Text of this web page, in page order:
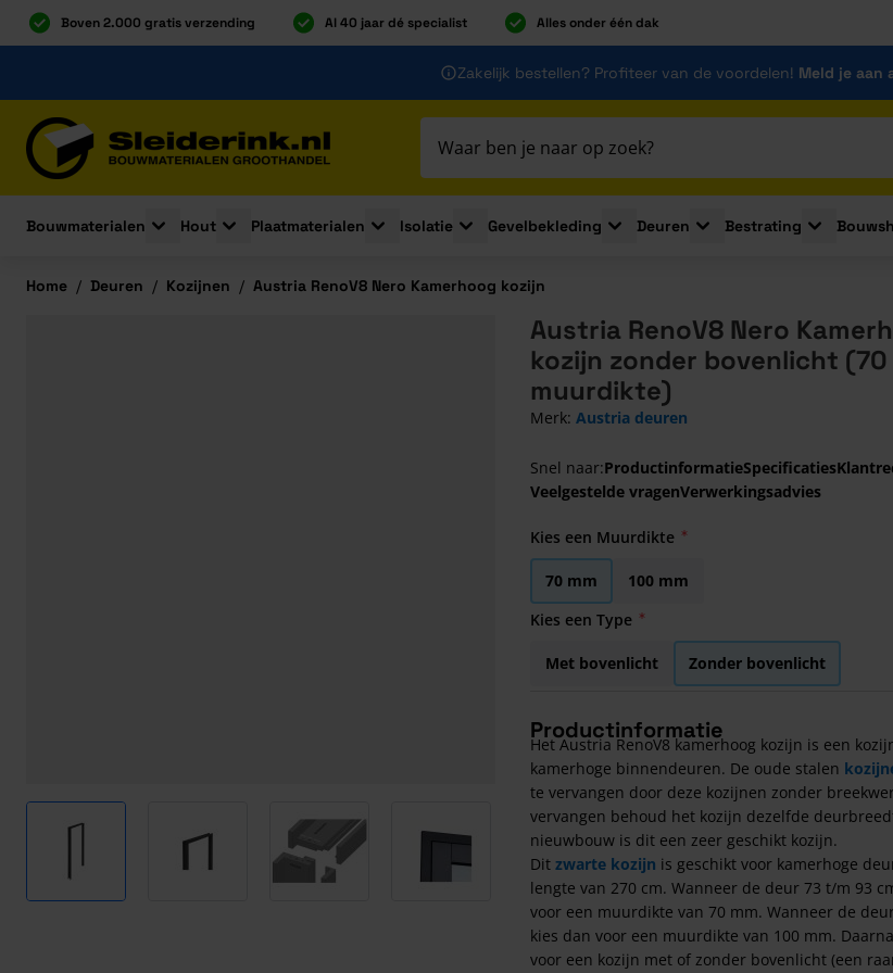
Boven 2.000 gratis verzending Al 40 jaar dé specialist Alles onder één dak
Zakelijk bestellen? Profiteer van de voordelen! Meld je aan
Bouwmaterialen
Toggle submenu for Bouwmaterialen
Hout
Toggle submenu for Hout
Plaatmaterialen
Toggle submenu for Plaatmaterialen
Isolatie
Toggle submenu for Isolatie
Gevelbekleding
Toggle submenu for Gevelbekleding
Deuren
Toggle submenu for Deuren
Bestrating
Toggle
Home / Deuren / Kozijnen / Austria RenoV8 Nero Kamerhoog kozijn
View larger image
Austria RenoV8 Nero
kozijn zonder bovenlicht (70
muurdikte)
Merk: Austria deuren
Snel naar:ProductinformatieSpecificaties
Veelgestelde vragenVerwerkingsadvies
Kies een Muurdikte
70 mm
100 mm
Kies een Type
Met bovenlicht Zonder bovenlicht
Productinformatie
Het Austria RenoV8 kamerhoog kozijn is een
kamerhoge binnendeuren. De oude stalen
te vervangen door deze kozijnen zonder
vervangen behoud het kozijn dezelfde
nieuwbouw is dit een zeer geschikt kozijn.
Dit zwarte kozijn is geschikt voor kamerhoge
lengte van 270 cm. Wanneer de deur 73 t/m 93
voor een muurdikte van 70 mm. Wanneer de
kies dan voor een muurdikte van 100 mm.
voor een kozijn met of zonder bovenlicht (een